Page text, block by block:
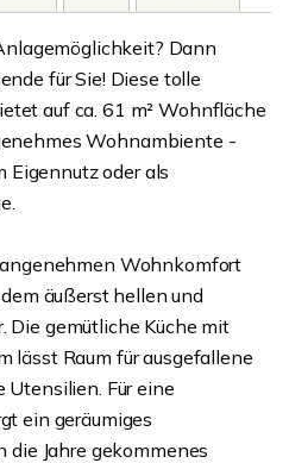
Dann
für Sie! Diese tolle
auf ca. 61 m² Wohnfläche
Wohnambiente -
Eigennutz oder als
Wohnkomfort
äußerst hellen und
Die gemütliche Küche mit
lässt Raum für ausgefallene
Utensilien. Für eine
ein geräumiges
Jahre gekommenes